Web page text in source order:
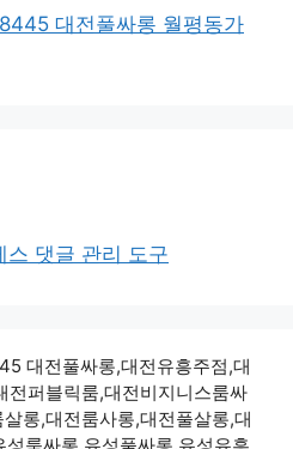
대전풀싸롱 월평동가
스 댓글 관리 도구
대전풀싸롱,대전유흥주점,대
전퍼블릭룸,대전비지니스룸싸
롱,대전룸사롱,대전풀살롱,대